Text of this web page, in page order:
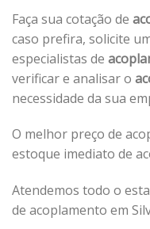
Faça sua cotação de
caso prefira, solicite
especialistas de
verificar e analisar o
necessidade da sua
O melhor preço de
estoque imediato de
Atendemos todo o
de acoplamento em